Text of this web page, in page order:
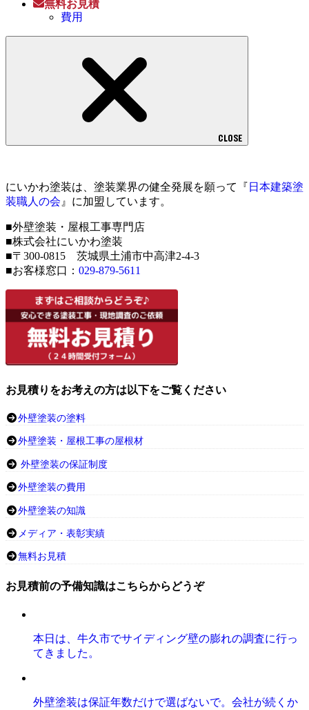
無料お見積
費用
CLOSE
にいかわ塗装は、塗装業界の健全発展を願って『 日本建築塗
装職人の会 』に加盟しています。
■外壁塗装・屋根工事専門店
■株式会社にいかわ塗装
■〒300-0815 茨城県土浦市中高津2-4-3
■お客様窓口： 029-879-5611
お見積りをお考えの方は以下をご覧ください
外壁塗装の塗料
外壁塗装・屋根工事の屋根材
外壁塗装の保証制度
外壁塗装の費用
外壁塗装の知識
メディア・表彰実績
無料お見積
お見積前の予備知識はこちらからどうぞ
本日は、牛久市でサイディング壁の膨れの調査に行っ
てきました。
外壁塗装は保証年数だけで選ばないで。会社が続くか